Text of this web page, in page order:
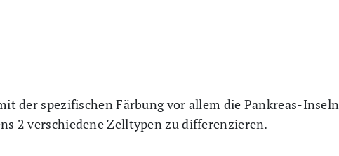
der spezifischen Färbung vor allem die Pankreas-Inseln
2 verschiedene Zelltypen zu differenzieren.